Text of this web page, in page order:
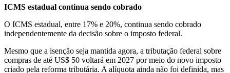
ICMS estadual continua sendo cobrado
O ICMS estadual, entre 17% e 20%, continua sendo cobrado
independentemente da decisão sobre o imposto federal.
Mesmo que a isenção seja mantida agora, a tributação federal sobre
compras de até US$ 50 voltará em 2027 por meio do novo imposto
criado pela reforma tributária. A alíquota ainda não foi definida, mas